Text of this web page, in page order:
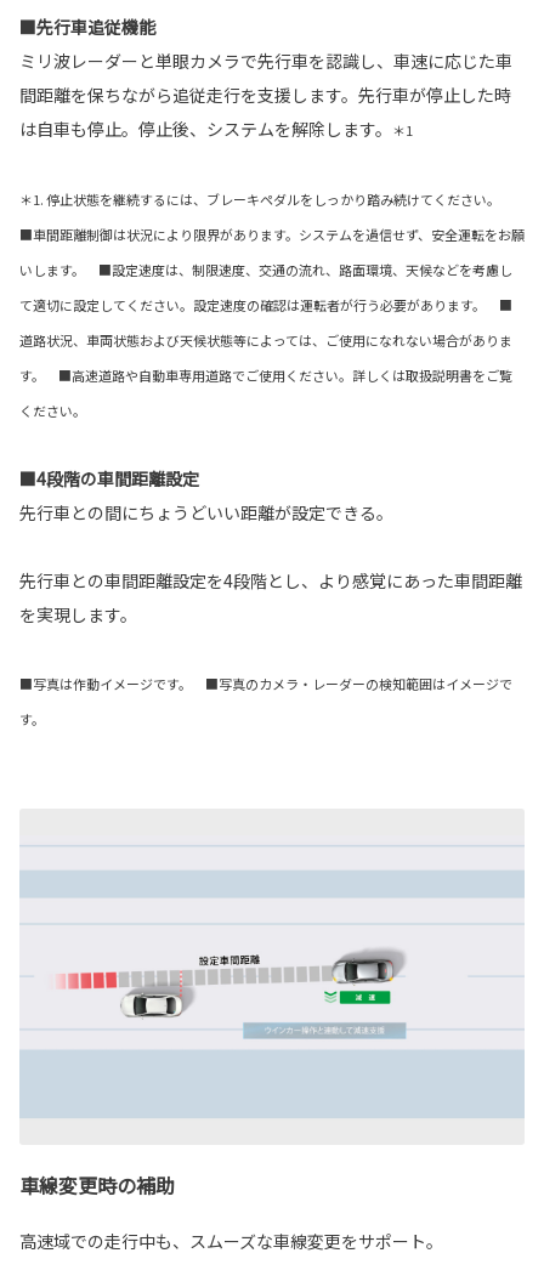
■先行車追従機能
ミリ波レーダーと単眼カメラで先行車を認識し、車速に応じた車
間距離を保ちながら追従走行を支援します。先行車が停止した時
は自車も停止。停止後、システムを解除します。
＊1
＊1. 停止状態を継続するには、ブレーキペダルをしっかり踏み続けてください。
■車間距離制御は状況により限界があります。システムを過信せず、安全運転をお願
いします。 ■設定速度は、制限速度、交通の流れ、路面環境、天候などを考慮し
て適切に設定してください。設定速度の確認は運転者が行う必要があります。 ■
道路状況、車両状態および天候状態等によっては、ご使用になれない場合がありま
す。 ■高速道路や自動車専用道路でご使用ください。詳しくは取扱説明書をご覧
ください。
■4段階の車間距離設定
先行車との間にちょうどいい距離が設定できる。
先行車との車間距離設定を4段階とし、より感覚にあった車間距離
を実現します。
■写真は作動イメージです。 ■写真のカメラ・レーダーの検知範囲はイメージで
す。
車線変更時の補助
高速域での走行中も、スムーズな車線変更をサポート。